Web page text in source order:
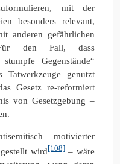
mit der
besonders relevant,
anderen gefährlichen
Für den Fall, dass
Gegenstände“
Tatwerkzeuge genutzt
Gesetz re-reformiert
von Gesetzgebung –
motivierter
wird[108]– wäre